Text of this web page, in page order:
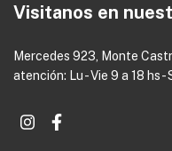
Visitanos en
Mercedes 923, Monte
atención: Lu - Vie 9 a 18 hs -